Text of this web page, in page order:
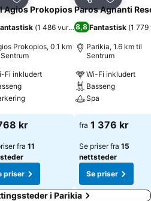
Legg til i favoritter
Agios Prokopios
(1 486 vurderinger)
Prokopios, 0.1 km
Fi inkludert
kr
fra 11
priser
Del Legg til
Paros Agnanti
8,8 Fantastisk (1
Parikia, 1.6 km til
Sentrum
Wi-Fi inkludert
Basseng
Spa
Se priser
fra 1 376 kr
Se priser fra 15
nettsteder
Se priser
i Parikia